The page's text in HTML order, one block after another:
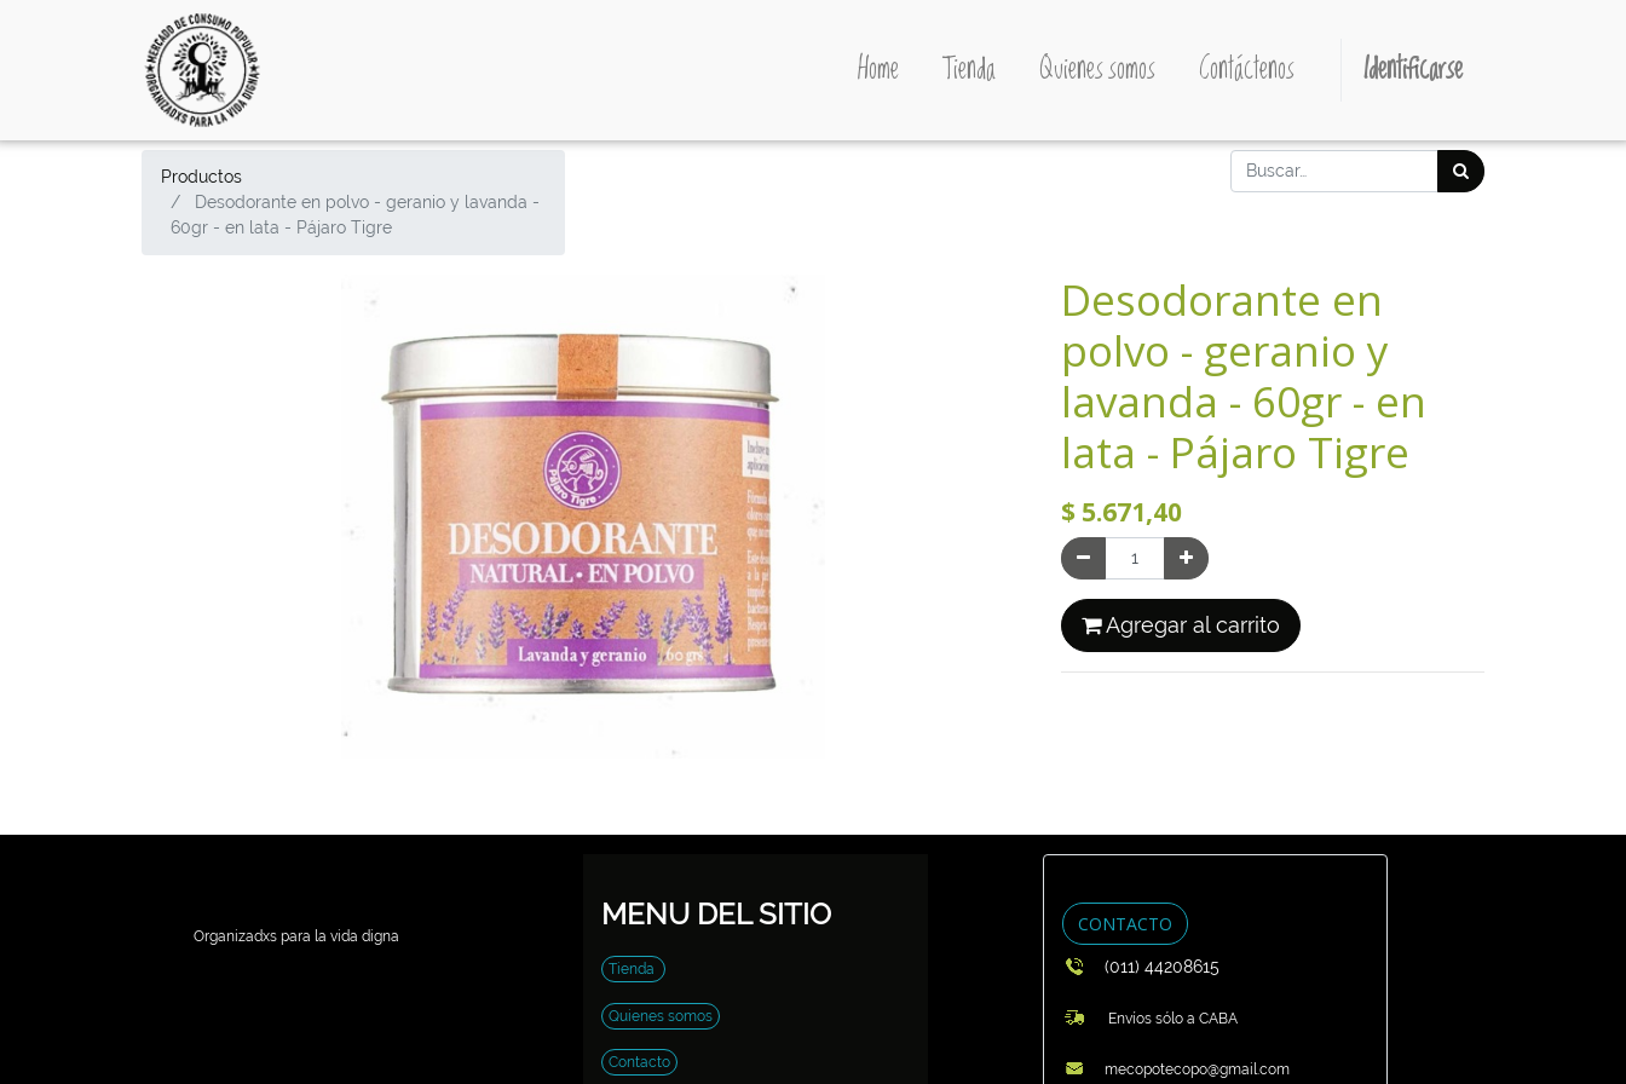
Home Tienda Quienes somos Contáctenos Identificarse
Productos
Desodorante en polvo - geranio y lavanda -
60gr - en lata - Pájaro Tigre
Desodorante en
polvo - geranio y
lavanda - 60gr - en
lata - Pájaro Tigre
$ 5.671,40
Agregar al carrito
Organizadxs para la vida digna
MENU DEL SITIO
Tienda
Quienes somos
Contacto
CONTACTO
(011) 44208615
Envíos sólo a CABA
mecopotecopo@gmail.com